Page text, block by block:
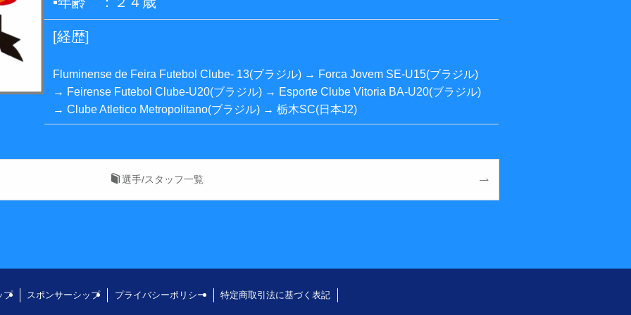
[経歴]
Fluminense de Feira Futebol Clube- 13(ブラジル) → Forca Jovem SE-U15(ブラジル)
→ Feirense Futebol Clube-U20(ブラジル) → Esporte Clube Vitoria BA-U20(ブラジル)
→ Clube Atletico Metropolitano(ブラジル) → 栃木SC(日本J2)
選手/スタッフ一覧
プ スポンサーシップ プライバシーポリシー 特定商取引法に基づく表記